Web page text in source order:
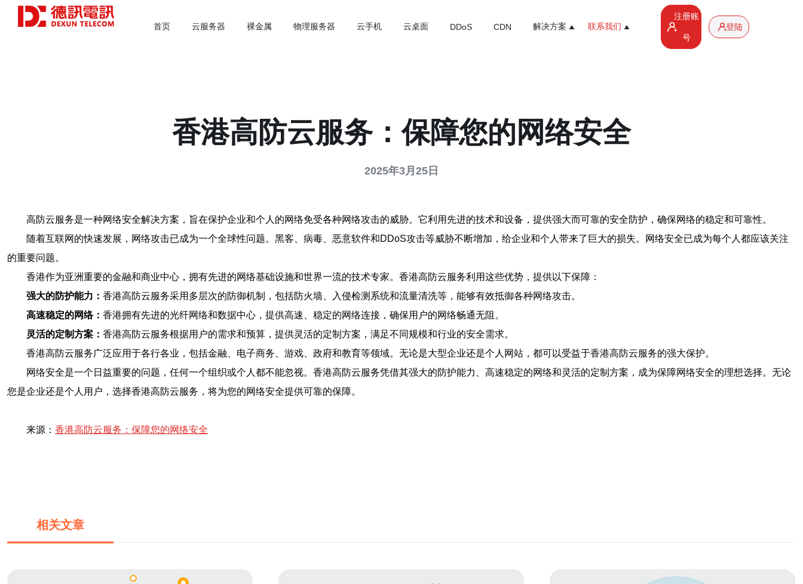
首页 云服务器 裸金属 物理服务器 云手机 云桌面 DDoS CDN 解决方案 联系我们
注册账
号
登陆
香港高防云服务：保障您的网络安全
2025年3月25日
高防云服务是一种网络安全解决方案，旨在保护企业和个人的网络免受各种网络攻击的威胁。它利用先进的技术和设备，提供强大而可靠的安全防护，确保网络的稳定和可靠性。
随着互联网的快速发展，网络攻击已成为一个全球性问题。黑客、病毒、恶意软件和DDoS攻击等威胁不断增加，给企业和个人带来了巨大的损失。网络安全已成为每个人都应该关注
的重要问题。
香港作为亚洲重要的金融和商业中心，拥有先进的网络基础设施和世界一流的技术专家。香港高防云服务利用这些优势，提供以下保障：
强大的防护能力： 香港高防云服务采用多层次的防御机制，包括防火墙、入侵检测系统和流量清洗等，能够有效抵御各种网络攻击。
高速稳定的网络： 香港拥有先进的光纤网络和数据中心，提供高速、稳定的网络连接，确保用户的网络畅通无阻。
灵活的定制方案： 香港高防云服务根据用户的需求和预算，提供灵活的定制方案，满足不同规模和行业的安全需求。
香港高防云服务广泛应用于各行各业，包括金融、电子商务、游戏、政府和教育等领域。无论是大型企业还是个人网站，都可以受益于香港高防云服务的强大保护。
网络安全是一个日益重要的问题，任何一个组织或个人都不能忽视。香港高防云服务凭借其强大的防护能力、高速稳定的网络和灵活的定制方案，成为保障网络安全的理想选择。无论
您是企业还是个人用户，选择香港高防云服务，将为您的网络安全提供可靠的保障。
来源： 香港高防云服务：保障您的网络安全
相关文章